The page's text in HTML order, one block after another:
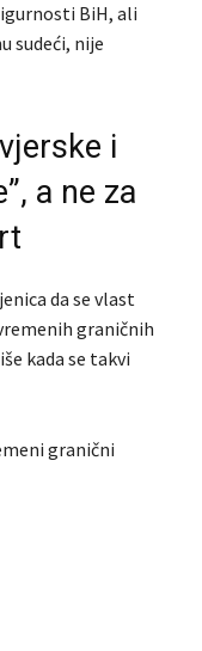
BiH, ali
sudeći, nije
i
a ne za
da se vlast
graničnih
kada se takvi
granični